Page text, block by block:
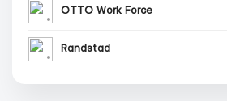
OTTO Work Force
Randstad